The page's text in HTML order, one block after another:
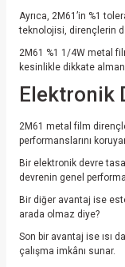
Ayrıca, 2M61’in %1
teknolojisi, dirençlerin
2M61 %1 1/4W metal
kesinlikle dikkate
Elektronik
2M61 metal film
performanslarını
Bir elektronik devre
devrenin genel
Bir diğer avantaj ise
arada olmaz diye?
Son bir avantaj ise ısı
çalışma imkânı sunar.